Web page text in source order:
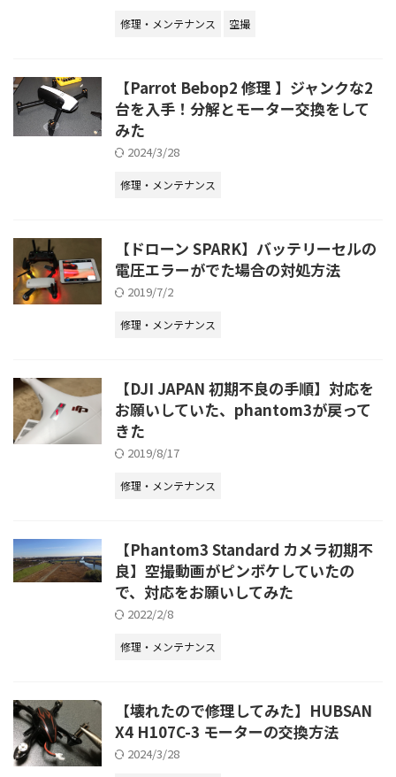
修理・メンテナンス 空撮
【Parrot Bebop2 修理 】ジャンクな2
台を入手！分解とモーター交換をして
みた
2024/3/28
修理・メンテナンス
【ドローン SPARK】バッテリーセルの
電圧エラーがでた場合の対処方法
2019/7/2
修理・メンテナンス
【DJI JAPAN 初期不良の手順】対応を
お願いしていた、phantom3が戻って
きた
2019/8/17
修理・メンテナンス
【Phantom3 Standard カメラ初期不
良】空撮動画がピンボケしていたの
で、対応をお願いしてみた
2022/2/8
修理・メンテナンス
【壊れたので修理してみた】HUBSAN
X4 H107C-3 モーターの交換方法
2024/3/28